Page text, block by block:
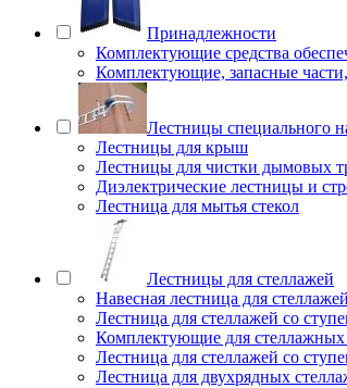
Принадлежности
Комплектующие средства
Комплектующие, запасные
Лестницы специального
Лестницы для крыш
Лестницы для чистки дымовых
Диэлектрические лестницы и
Лестница для мытья стекол
Лестницы для стеллажей
Навесная лестница для
Лестница для стеллажей со
Комплектующие для стеллажных
Лестница для стеллажей со
Лестница для двухрядных